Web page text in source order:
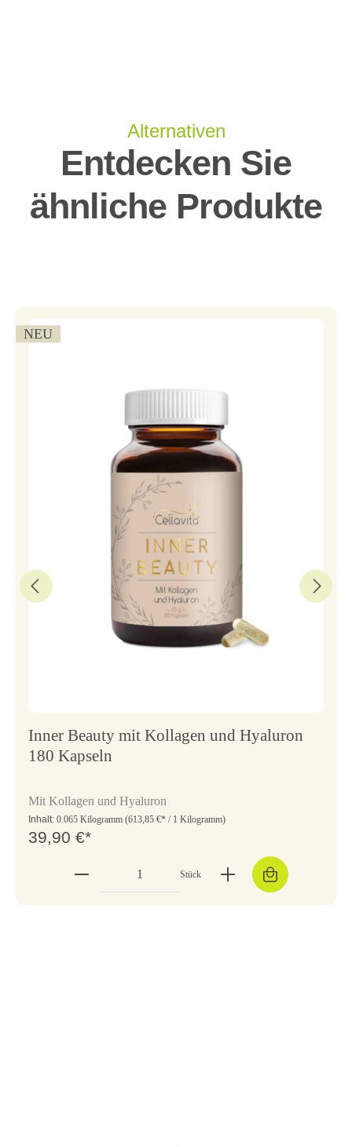
Alternativen
Entdecken Sie
ähnliche Produkte
NEU
Inner Beauty mit Kollagen und Hyaluron
180 Kapseln
Mit Kollagen und Hyaluron
Inhalt: 0.065 Kilogramm (613,85 €* / 1 Kilogramm)
39,90 €*
Stück